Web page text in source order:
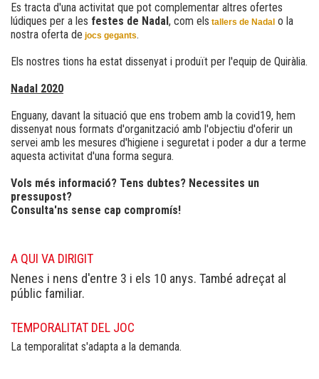
Es tracta d'una activitat que pot complementar altres ofertes
lúdiques per a les festes de Nadal, com els tallers de Nadal o la
nostra oferta de jocs gegants.
Els nostres tions ha estat dissenyat i produït per l'equip de Quiràlia.
Nadal 2020
Enguany, davant la situació que ens trobem amb la covid19, hem
dissenyat nous formats d'organització amb l'objectiu d'oferir un
servei amb les mesures d'higiene i seguretat i poder a dur a terme
aquesta activitat d'una forma segura.
Vols més informació? Tens dubtes? Necessites un
pressupost?
Consulta'ns sense cap compromís!
A QUI VA DIRIGIT
Nenes i nens d'entre 3 i els 10 anys. També adreçat al
públic familiar.
TEMPORALITAT DEL JOC
La temporalitat s'adapta a la demanda.